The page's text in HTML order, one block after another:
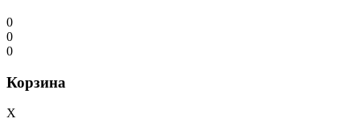
0
0
0
Корзина
X